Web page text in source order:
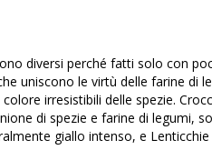
diversi perché fatti solo con
uniscono le virtù delle farine di
irresistibili delle spezie.
di spezie e farine di legumi,
giallo intenso, e